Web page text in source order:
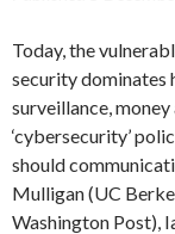
Today, the
security dominates
surveillance,
‘cybersecurity’
should
Mulligan (UC
Washington Post),